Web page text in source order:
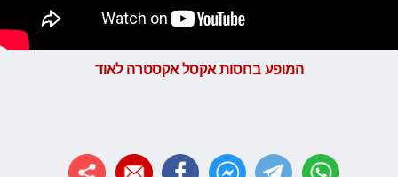
המופע בחסות אקסל אקסטרה לאוד